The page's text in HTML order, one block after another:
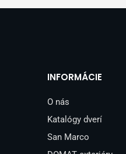
INFORMÁCIE
O nás
Katalógy dverí
San Marco